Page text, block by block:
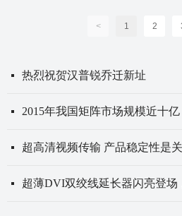
넷 热烈祝贺汉普锐乔迁新址
넷 2015年我国矩阵市场规模近十亿
넷 超高清视频传输 产品稳定性是
넷 超薄DVI双绞线延长器闪亮登场
非常感谢您对汉普锐科技的关注和支
提供优质的服务，热忱欢迎大家莅临指
< 1 2